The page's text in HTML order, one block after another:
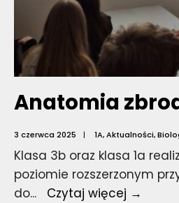
Anatomia
3 czerwca 2025 | 1A,Aktualności,
Klasa 3b oraz klasa 1a
poziomie rozszerzonym
do... Czytaj więcej →